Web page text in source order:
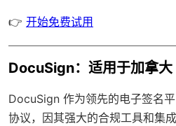
👉 开始免费试用
DocuSign：适用于加拿
DocuSign 作为领先的电子签名
协议，因其强大的合规工具和集